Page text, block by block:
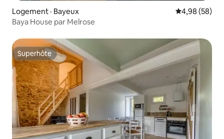
Logement · Bayeux Note
4,98 (58)
Baya House par Melrose
Superhôte
Superhôte